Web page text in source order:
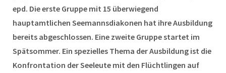
epd. Die erste Gruppe mit 15 überwiegend
hauptamtlichen Seemannsdiakonen hat ihre Ausbildung
bereits abgeschlossen. Eine zweite Gruppe startet im
Spätsommer. Ein spezielles Thema der Ausbildung ist die
Konfrontation der Seeleute mit den Flüchtlingen auf